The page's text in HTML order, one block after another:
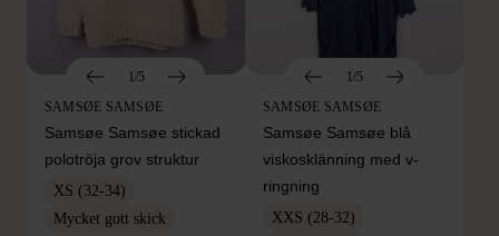
1/5
SAMSØE SAMSØE
Samsøe Samsøe stickad
polotröja grov struktur
XS (32-34)
Mycket gott skick
1/5
SAMSØE SAMSØE
Samsøe Samsøe blå
viskosklänning med v-
ringning
XXS (28-32)